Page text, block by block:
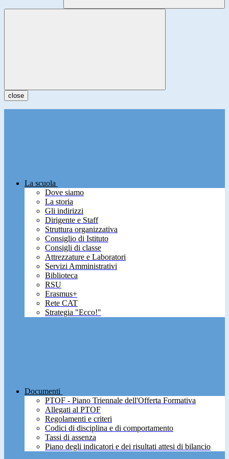
close
La scuola
Dove siamo
La storia
Gli indirizzi
Dirigente e Staff
Struttura organizzativa
Consiglio di Istituto
Consigli di classe
Attrezzature e Laboratori
Servizi Amministrativi
Biblioteca
RSU
Erasmus+
Rete CAT
Strategia "Ecco!"
Documenti
PTOF - Piano Triennale dell'Offerta Formativa
Allegati al PTOF
Regolamenti e criteri
Codici di disciplina e di comportamento
Tassi di assenza
Piano degli indicatori e dei risultati attesi di bilancio